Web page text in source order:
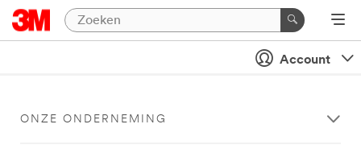
Account
ONZE ONDERNEMING